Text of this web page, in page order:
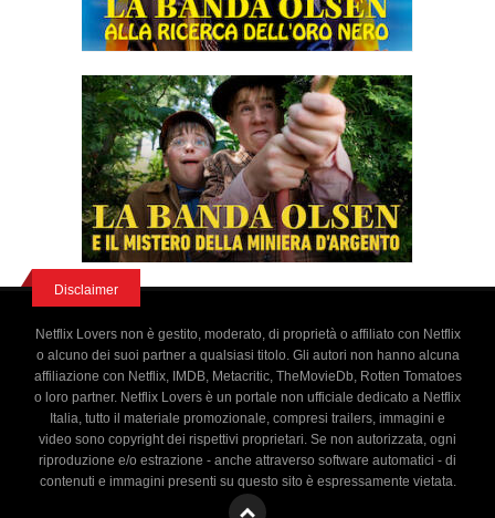
Disclaimer
Netflix Lovers non è gestito, moderato, di proprietà o affiliato con Netflix
o alcuno dei suoi partner a qualsiasi titolo. Gli autori non hanno alcuna
affiliazione con Netflix, IMDB, Metacritic, TheMovieDb, Rotten Tomatoes
o loro partner. Netflix Lovers è un portale non ufficiale dedicato a Netflix
Italia, tutto il materiale promozionale, compresi trailers, immagini e
video sono copyright dei rispettivi proprietari. Se non autorizzata, ogni
riproduzione e/o estrazione - anche attraverso software automatici - di
contenuti e immagini presenti su questo sito è espressamente vietata.